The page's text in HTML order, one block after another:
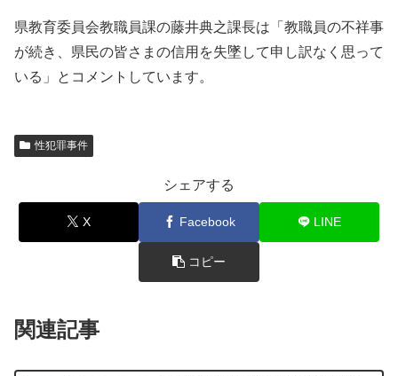
県教育委員会教職員課の藤井典之課長は「教職員の不祥事
が続き、県民の皆さまの信用を失墜して申し訳なく思って
いる」とコメントしています。
性犯罪事件
シェアする
X Facebook LINE
コピー
関連記事